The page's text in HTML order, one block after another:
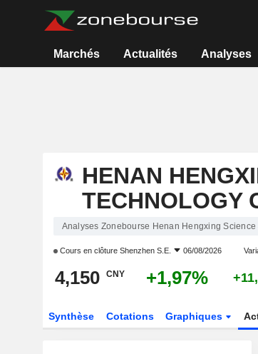
Marchés Actualités Analyses
HENAN
TECHNOLOGY
Analyses Zonebourse Henan Hengxing Science
Cours en clôture Shenzhen S.E. 06/08/2026
4,150 CNY +1,97%
Synthèse Cotations Graphiques